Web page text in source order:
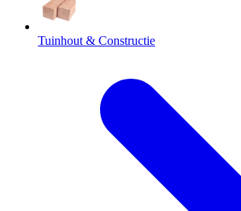
Tuinhout & Constructie